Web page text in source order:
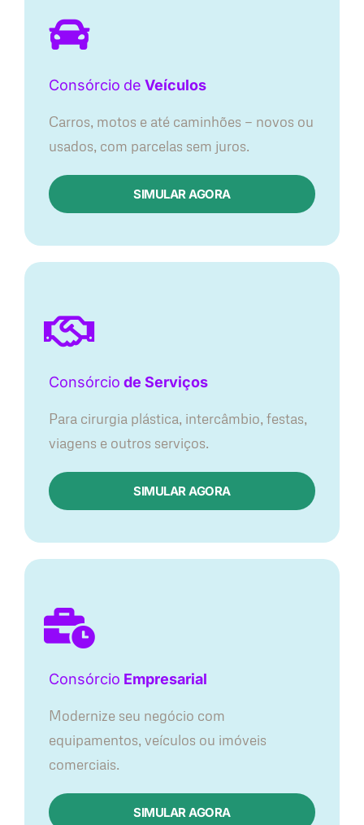
Consórcio de Veículos
Carros, motos e até caminhões — novos ou
usados, com parcelas sem juros.
SIMULAR AGORA
Consórcio de Serviços
Para cirurgia plástica, intercâmbio, festas,
viagens e outros serviços.
SIMULAR AGORA
Consórcio Empresarial
Modernize seu negócio com
equipamentos, veículos ou imóveis
comerciais.
SIMULAR AGORA